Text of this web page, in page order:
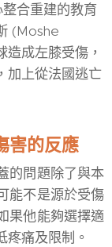
合重建的教育
(Moshe
成左膝受傷，
加上從法國逃亡
害的反應
的問題除了與本
能不是源於受傷
果他能夠選擇適
疼痛及限制。